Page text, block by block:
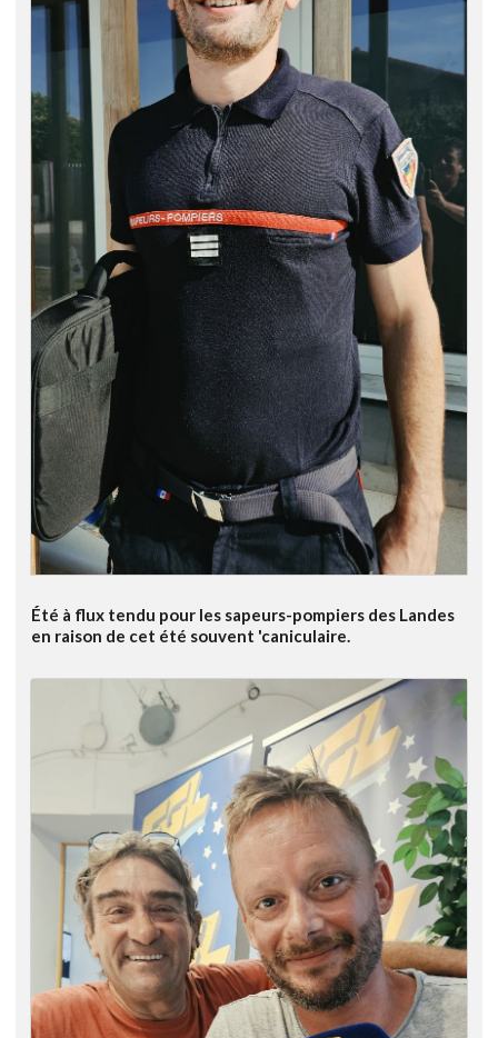
Été à flux tendu pour les sapeurs-pompiers des Landes
en raison de cet été souvent 'caniculaire.